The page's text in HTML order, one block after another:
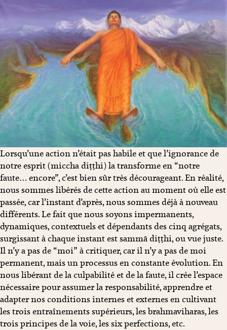
Lorsqu’une action n’était pas habile et que l’ignorance de
notre esprit (miccha diṭṭhi) la transforme en “notre
faute… encore”, c’est bien sûr très décourageant. En réalité,
nous sommes libérés de cette action au moment où elle est
passée, car l’instant d’après, nous sommes déjà à nouveau
différents. Le fait que nous soyons impermanents,
dynamiques, contextuels et dépendants des cinq agrégats,
surgissant à chaque instant est sammā diṭṭhi, ou vue juste.
Il n’y a pas de “moi” à critiquer, car il n’y a pas de moi
permanent, mais un processus en constante évolution. En
nous libérant de la culpabilité et de la faute, il crée l’espace
nécessaire pour assumer la responsabilité, apprendre et
adapter nos conditions internes et externes en cultivant
les trois entraînements supérieurs, les brahmaviharas, les
trois principes de la voie, les six perfections, etc.